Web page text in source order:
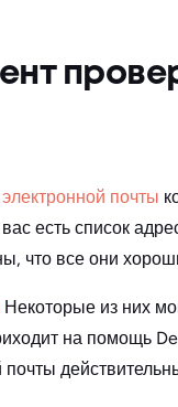
почты
есть список
что все они
Некоторые из них
на помощь
почты